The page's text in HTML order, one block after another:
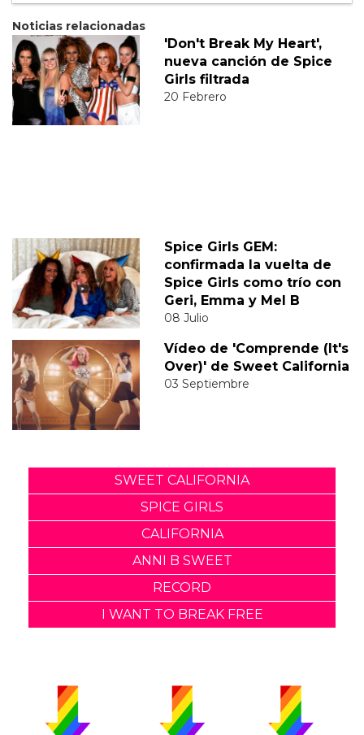
Noticias relacionadas
'Don't Break My Heart',
nueva canción de Spice
Girls filtrada
20 Febrero
Spice Girls GEM:
confirmada la vuelta de
Spice Girls como trío con
Geri, Emma y Mel B
08 Julio
Vídeo de 'Comprende (It's
Over)' de Sweet California
03 Septiembre
SWEET CALIFORNIA
SPICE GIRLS
CALIFORNIA
ANNI B SWEET
RECORD
I WANT TO BREAK FREE